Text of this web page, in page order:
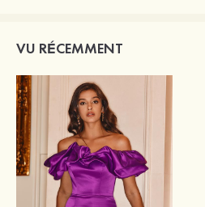
VU RÉCEMMENT